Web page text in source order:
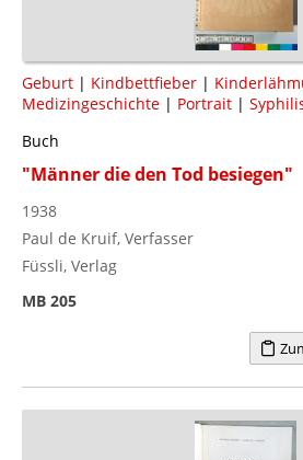
Geburt | Kindbettfieber |
Medizingeschichte | Portrait |
Buch
"Männer die den Tod besiegen"
1938
Paul de Kruif, Verfasser
Füssli, Verlag
MB 205